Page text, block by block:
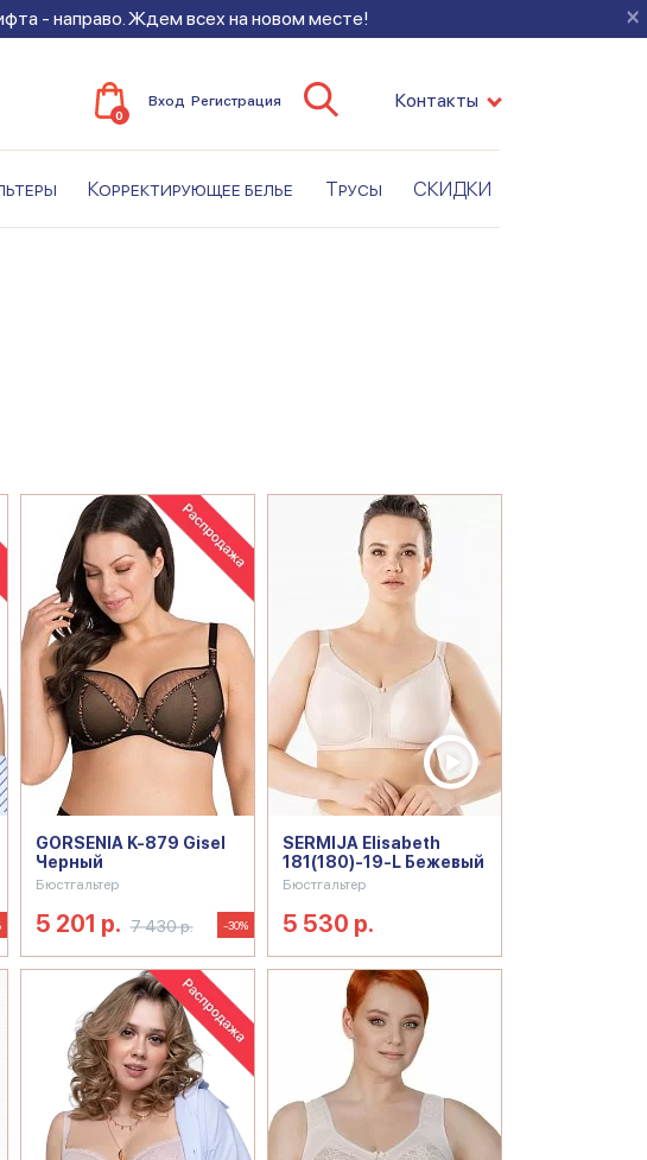
×
- направо. Ждем всех на новом месте!
0
Вход Регистрация Контакты
Корректирующее белье Трусы СКИДКИ
GORSENIA K-879 Gisel
Черный
Бюстгальтер
5 201 р. 7 430 р. -30%
SERMIJA Elisabeth
181(180)-19-L Бежевый
Бюстгальтер
5 530 р.